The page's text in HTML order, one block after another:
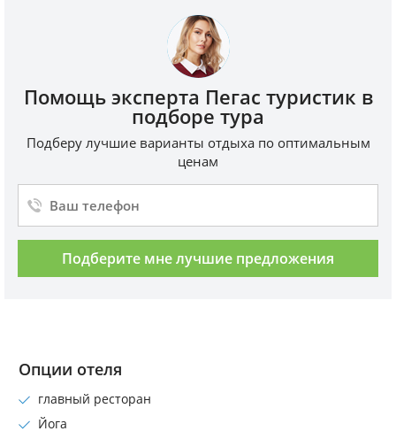
Помощь эксперта Пегас туристик в
подборе тура
Подберу лучшие варианты отдыха по оптимальным
ценам
Подберите мне лучшие предложения
Опции отеля
главный ресторан
Йога